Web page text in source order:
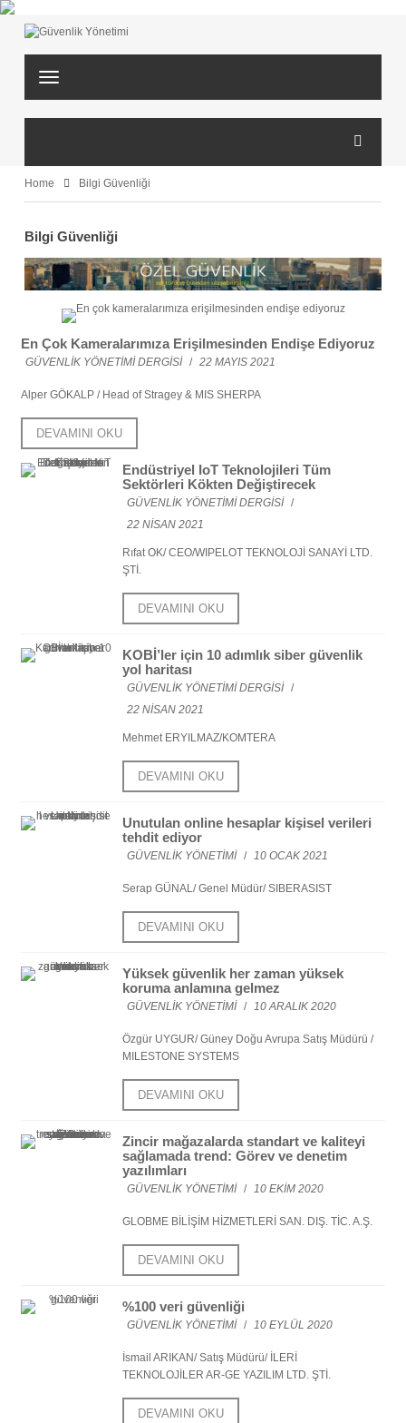
T
e
n
a
i
a
t
n
Home Bilgi Güvenliği
Bilgi Güvenliği
En Çok Kameralarımıza Erişilmesinden Endişe Ediyoruz
GÜVENLİK YÖNETİMİ DERGİSİ / 22 MAYIS 2021
Alper GÖKALP / Head of Stragey & MIS SHERPA
DEVAMINI OKU
Endüstriyel IoT Teknolojileri Tüm
Sektörleri Kökten Değiştirecek
GÜVENLİK YÖNETİMİ DERGİSİ /
22 NISAN 2021
Rıfat OK/ CEO/WIPELOT TEKNOLOJİ SANAYİ LTD.
ŞTİ.
DEVAMINI OKU
KOBİ’ler için 10 adımlık siber güvenlik
yol haritası
GÜVENLİK YÖNETİMİ DERGİSİ /
22 NISAN 2021
Mehmet ERYILMAZ/KOMTERA
DEVAMINI OKU
Unutulan online hesaplar kişisel verileri
tehdit ediyor
GÜVENLIK YÖNETIMI / 10 OCAK 2021
Serap GÜNAL/ Genel Müdür/ SIBERASIST
DEVAMINI OKU
Yüksek güvenlik her zaman yüksek
koruma anlamına gelmez
GÜVENLIK YÖNETIMI / 10 ARALIK 2020
Özgür UYGUR/ Güney Doğu Avrupa Satış Müdürü /
MILESTONE SYSTEMS
DEVAMINI OKU
Zincir mağazalarda standart ve kaliteyi
sağlamada trend: Görev ve denetim
yazılımları
GÜVENLIK YÖNETIMI / 10 EKIM 2020
GLOBME BİLİŞİM HİZMETLERİ SAN. DIŞ. TİC. A.Ş.
DEVAMINI OKU
%100 veri güvenliği
GÜVENLIK YÖNETIMI / 10 EYLÜL 2020
İsmail ARIKAN/ Satış Müdürü/ İLERİ
TEKNOLOJİLER AR-GE YAZILIM LTD. ŞTİ.
DEVAMINI OKU